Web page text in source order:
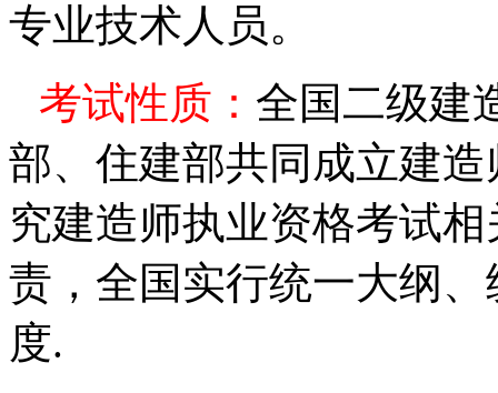
专业技术人员。
考试性质： 全国二级建
部、住建部共同成立建
究建造师执业资格考试
责，全国实行统一大纲
度.